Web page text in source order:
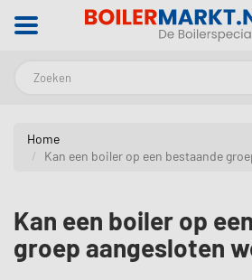
Home
Kan een boiler op een bestaande
Kan een boiler op
groep aangesloten